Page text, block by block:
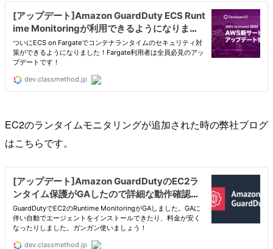
EC2のランタイムモニタリングが追加された時の弊社ブログ
はこちらです。